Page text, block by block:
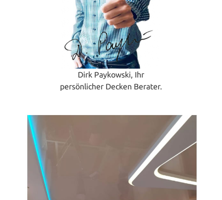
Dirk Paykowski, Ihr
persönlicher Decken Berater.